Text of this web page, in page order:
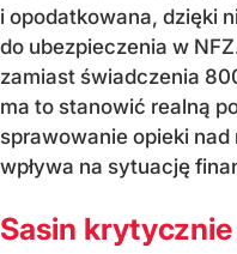
i opodatkowana, dzięki
do ubezpieczenia w
zamiast świadczenia
ma to stanowić realną
sprawowanie opieki nad
wpływa na sytuację
Sasin krytycznie